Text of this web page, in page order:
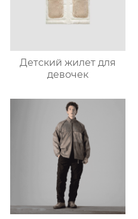
Детский жилет для
девочек